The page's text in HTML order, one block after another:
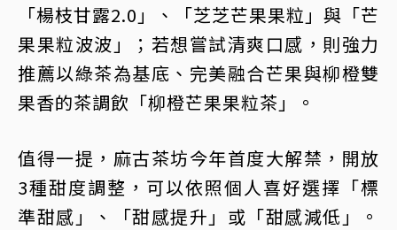
「楊枝甘露2.0」、「芝芝芒果果粒」與「芒
果果粒波波」；若想嘗試清爽口感，則強力
推薦以綠茶為基底、完美融合芒果與柳橙雙
果香的茶調飲「柳橙芒果果粒茶」。
值得一提，麻古茶坊今年首度大解禁，開放
3種甜度調整，可以依照個人喜好選擇「標
準甜感」、「甜感提升」或「甜感減低」。